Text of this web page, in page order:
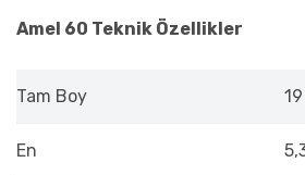
Amel 60 Teknik Özellikler
Tam Boy
En